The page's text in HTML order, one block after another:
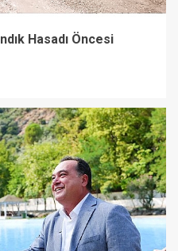
Hasadı Öncesi